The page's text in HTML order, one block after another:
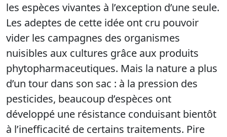
les espèces vivantes à l’exception d’une seule.
Les adeptes de cette idée ont cru pouvoir
vider les campagnes des organismes
nuisibles aux cultures grâce aux produits
phytopharmaceutiques. Mais la nature a plus
d’un tour dans son sac : à la pression des
pesticides, beaucoup d’espèces ont
développé une résistance conduisant bientôt
à l’inefficacité de certains traitements. Pire